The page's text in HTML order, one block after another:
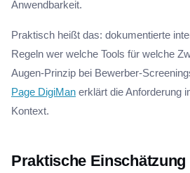
Anwendbarkeit.
Praktisch heißt das: dokumentierte
Regeln wer welche Tools für welche
Augen-Prinzip bei Bewerber-
Page DigiMan erklärt die Anforderung
Kontext.
Praktische Einschätzung